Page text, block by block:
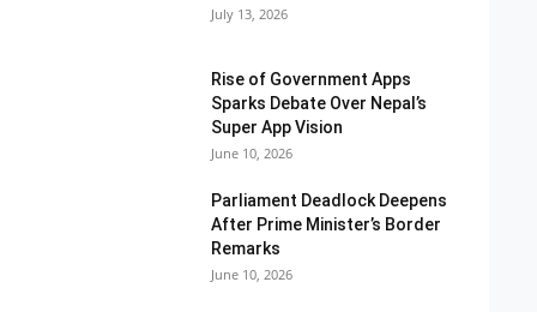
July 13, 2026
Rise of Government Apps
Sparks Debate Over Nepal’s
Super App Vision
June 10, 2026
Parliament Deadlock Deepens
After Prime Minister’s Border
Remarks
June 10, 2026